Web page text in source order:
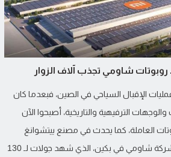
شاومي تجذب آلاف الزوار
الإقبال السياحي في الصين، فبعدما كان
الترفيهية والتاريخية، أصبحوا الآن
العاملة، كما يحدث في مصنع ييتشوانغ
للسيارات الكهربائية التابع لشركة شاومي في بكين، الذي شهد جولات لـ 130